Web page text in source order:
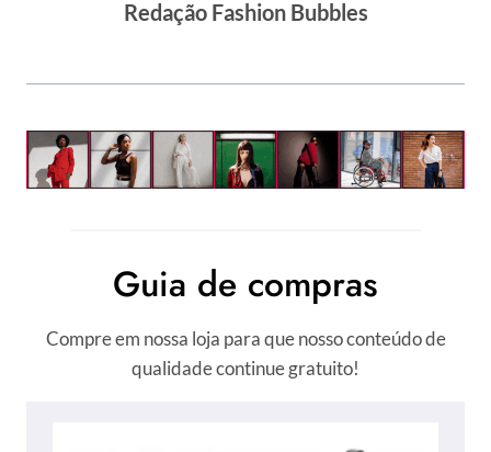
Redação Fashion Bubbles
Guia de compras
Compre em nossa loja para que nosso conteúdo de
qualidade continue gratuito!